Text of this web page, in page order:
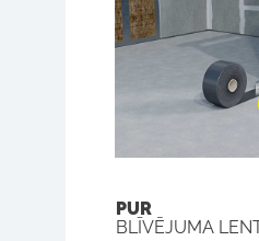
PUR
BLĪVĒJUMA